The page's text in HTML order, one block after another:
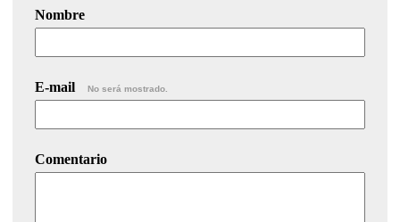
Nombre
E-mail No será mostrado.
Comentario